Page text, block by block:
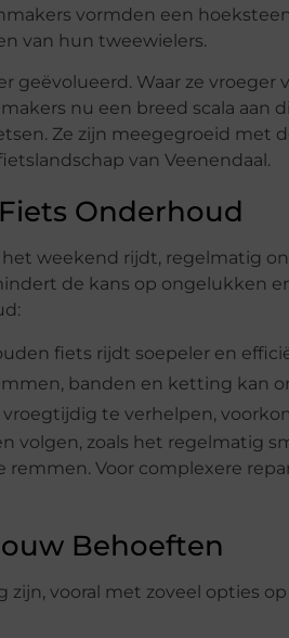
vormden een
van hun tweewielers.
geëvolueerd. Waar ze
nu een breed scala aan
Ze zijn meegegroeid met
van Veenendaal.
Onderhoud
weekend rijdt, regelmatig
de kans op ongelukken
fiets rijdt soepeler en
banden en ketting kan
te verhelpen,
volgen, zoals het regelmatig
Voor complexere
Behoeften
vooral met zoveel opties